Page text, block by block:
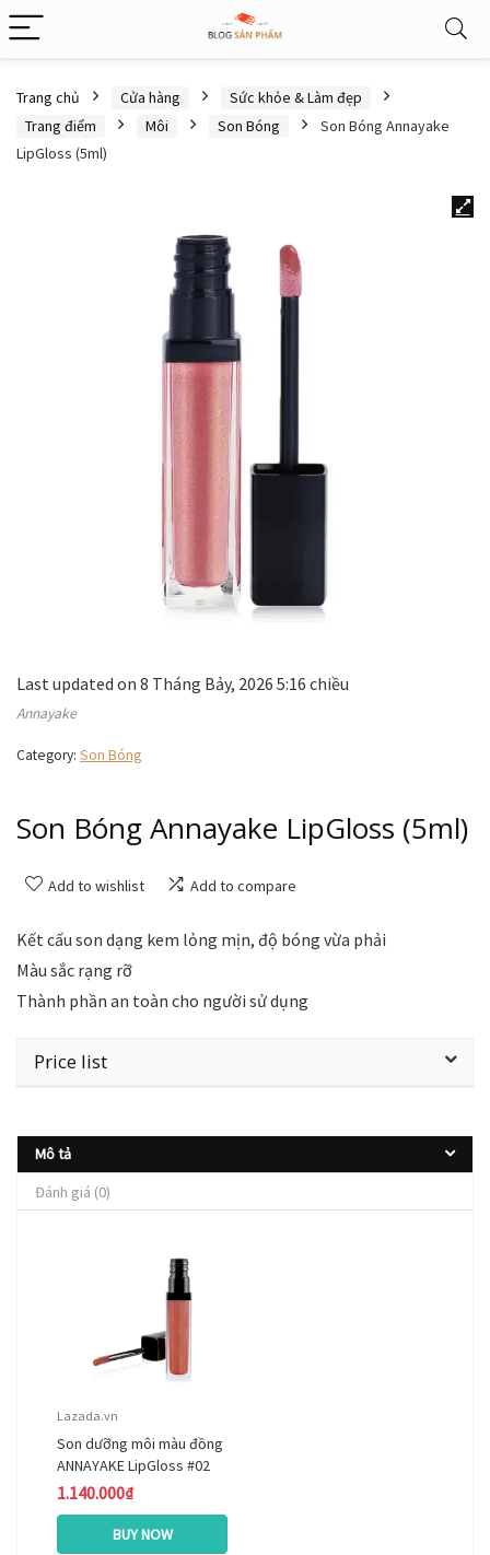
Trang chủ Cửa hàng
Sức khỏe & Làm đẹp
Trang điểm
Môi Son Bóng
Son Bóng Annayake
LipGloss (5ml)
Last updated on 8 Tháng Bảy, 2026 5:16 chiều
Annayake
Category: Son Bóng
Son Bóng Annayake LipGloss (5ml)
Add to wishlist Add to compare
Kết cấu son dạng kem lỏng mịn, độ bóng vừa phải
Màu sắc rạng rỡ
Thành phần an toàn cho người sử dụng
Price list
Mô tả
Đánh giá (0)
Lazada.vn
Son dưỡng môi màu đồng
ANNAYAKE LipGloss #02
1.140.000₫
BUY NOW